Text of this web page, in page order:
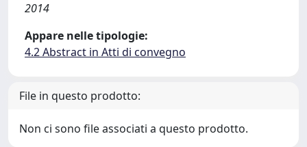
2014
Appare nelle tipologie:
4.2 Abstract in Atti di convegno
File in questo prodotto:
Non ci sono file associati a questo prodotto.